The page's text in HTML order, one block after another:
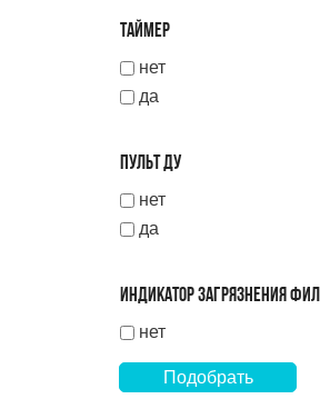
ТАЙМЕР
нет
да
ПУЛЬТ ДУ
нет
да
ИНДИКАТОР ЗАГРЯЗНЕНИЯ
нет
Подобрать